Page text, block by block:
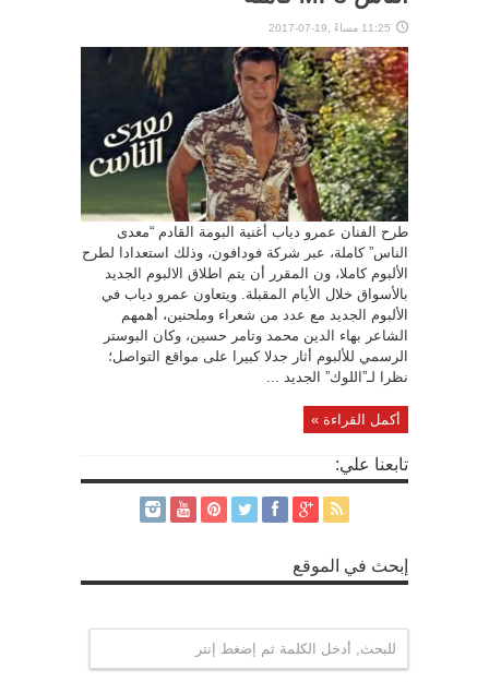
11:25 مساءً ,19-07-2017
طرح الفنان عمرو دياب أغنية البومة القادم “معدى
الناس” كاملة، عبر شركة فودافون، وذلك استعدادا لطرح
الألبوم كاملا، ون المقرر أن يتم اطلاق الالبوم الجديد
بالأسواق خلال الأيام المقبلة. ويتعاون عمرو دياب في
الألبوم الجديد مع عدد من شعراء وملحنين، أهمهم
الشاعر بهاء الدين محمد وتامر حسين، وكان البوستر
الرسمي للألبوم أثار جدلا كبيرا على مواقع التواصل؛
نظرا لـ”اللوك” الجديد ...
أكمل القراءة »
تابعنا علي:
إبحث في الموقع